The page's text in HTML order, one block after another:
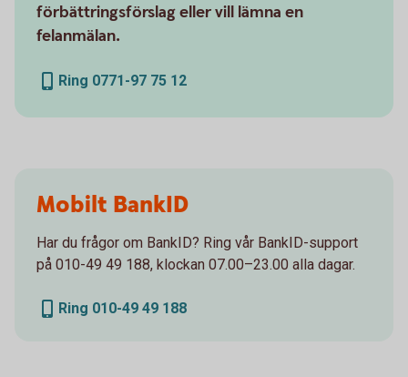
förbättringsförslag eller vill lämna en
felanmälan.
Ring 0771-97 75 12
Mobilt BankID
Har du frågor om BankID? Ring vår BankID-support
på 010-49 49 188, klockan 07.00–23.00 alla dagar.
Ring 010-49 49 188